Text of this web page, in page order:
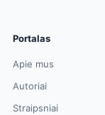
Portalas
Apie mus
Autoriai
Straipsniai